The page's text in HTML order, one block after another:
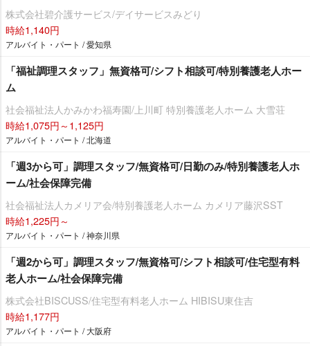
株式会社碧介護サービス/デイサービスみどり
時給1,140円
アルバイト・パート / 愛知県
「福祉調理スタッフ」無資格可/シフト相談可/特別養護老人ホー
ム
社会福祉法人かみかわ福寿園/上川町 特別養護老人ホーム 大雪荘
時給1,075円～1,125円
アルバイト・パート / 北海道
「週3から可」調理スタッフ/無資格可/日勤のみ/特別養護老人ホ
ーム/社会保障完備
社会福祉法人カメリア会/特別養護老人ホーム カメリア藤沢SST
時給1,225円～
アルバイト・パート / 神奈川県
「週2から可」調理スタッフ/無資格可/シフト相談可/住宅型有料
老人ホーム/社会保障完備
株式会社BISCUSS/住宅型有料老人ホーム HIBISU東住吉
時給1,177円
アルバイト・パート / 大阪府